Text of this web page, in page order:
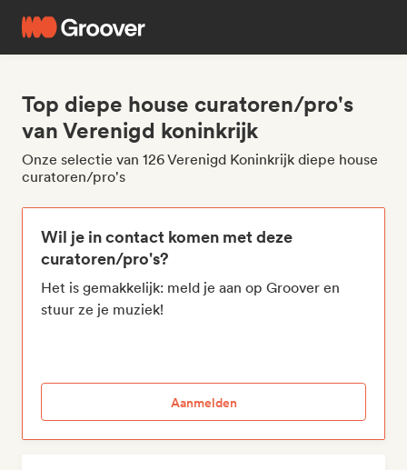
Top diepe house curatoren/pro's
van Verenigd koninkrijk
Onze selectie van 126 Verenigd Koninkrijk diepe house
curatoren/pro's
Wil je in contact komen met deze
curatoren/pro's?
Het is gemakkelijk: meld je aan op Groover en
stuur ze je muziek!
Aanmelden